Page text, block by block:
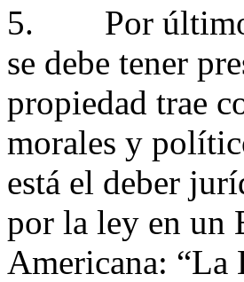
5. Por último,
se debe tener
propiedad trae
morales y
está el deber
por la ley en un
Americana: “La